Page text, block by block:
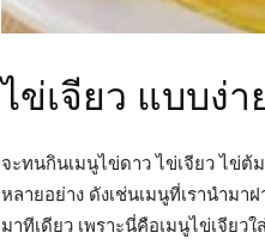
ไข่เจียว แบบง่
จะทนกินเมนูไข่ดาว ไข่เจียว ไข่ต้
หลายอย่าง ดังเช่นเมนูที่เรานำมา
มาทีเดียว เพราะนี่คือเมนูไข่เจียวใ